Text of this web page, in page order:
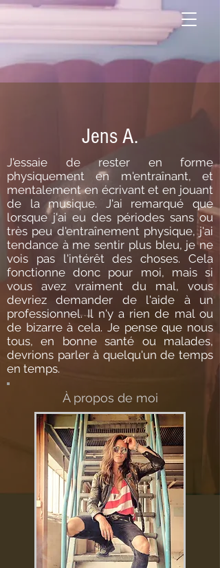
Jens A.
J'essaie de rester en forme
physiquement en m'entraînant, et
mentalement en écrivant et en jouant
de la musique. J'ai remarqué que
lorsque j'ai eu des périodes sans ou
très peu d'entraînement physique, j'ai
tendance à me sentir plus bleu, je ne
vois pas l'intérêt des choses. Cela
fonctionne donc pour moi, mais si
vous avez vraiment du mal, vous
devriez demander de l'aide à un
professionnel. Il n'y a rien de mal ou
de bizarre à cela. Je pense que nous
tous, en bonne santé ou malades,
devrions parler à quelqu'un de temps
en temps.
À propos de moi